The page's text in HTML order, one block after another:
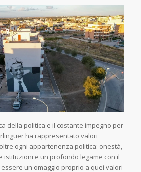
della politica e il costante impegno per
ha rappresentato valori
ogni appartenenza politica: onestà,
istituzioni e un profondo legame con il
essere un omaggio proprio a quei valori